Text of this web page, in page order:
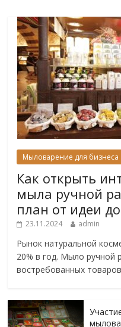
Мыловарение для бизнеса
Как открыть
мыла ручной
план от идеи
23.11.2024 admin
Рынок натуральной
20% в год. Мыло
востребованных